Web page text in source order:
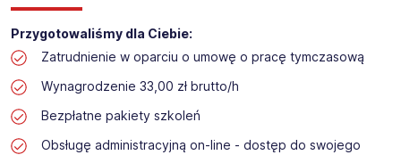
Przygotowaliśmy dla Ciebie:
Zatrudnienie w oparciu o umowę o pracę tymczasową
Wynagrodzenie 33,00 zł brutto/h
Bezpłatne pakiety szkoleń
Obsługę administracyjną on-line - dostęp do swojego